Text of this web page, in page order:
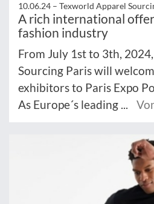
10.06.24 – Texworld Apparel
A rich international
fashion industry
From July 1st to 3th,
Sourcing Paris will
exhibitors to Paris Expo
As Europe´s leading ...